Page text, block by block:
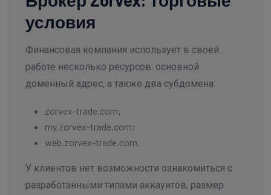
условия
Финансовая компания использует в своей
работе несколько ресурсов: основной
доменный адрес, а также два субдомена:
zorvex-trade.com;
my.zorvex-trade.com;
web.zorvex-trade.com.
У клиентов нет возможности ознакомиться с
разработанными типами аккаунтов, размер